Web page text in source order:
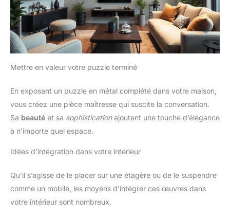
Mettre en valeur votre puzzle terminé
En exposant un puzzle en métal complété dans votre maison,
vous créez une pièce maîtresse qui suscite la conversation.
Sa beauté et sa sophisticationajoutent une touche d’élégance
à n’importe quel espace.
Idées d’intégration dans votre intérieur
Qu’il s’agisse de le placer sur une étagère ou de le suspendre
comme un mobile, les moyens d’intégrer ces œuvres dans
votre intérieur sont nombreux.